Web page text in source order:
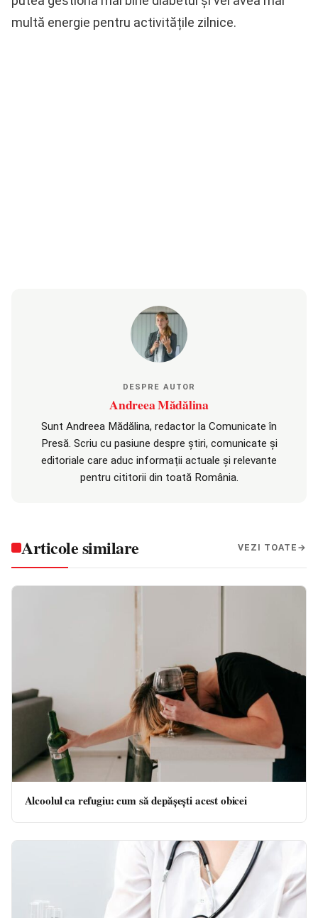
multă energie pentru activitățile zilnice.
DESPRE AUTOR
Andreea Mădălina
Sunt Andreea Mădălina, redactor la Comunicate în
Presă. Scriu cu pasiune despre știri, comunicate și
editoriale care aduc informații actuale și relevante
pentru cititorii din toată România.
Articole similare VEZI TOATE
Alcoolul ca refugiu: cum să depășești acest obicei